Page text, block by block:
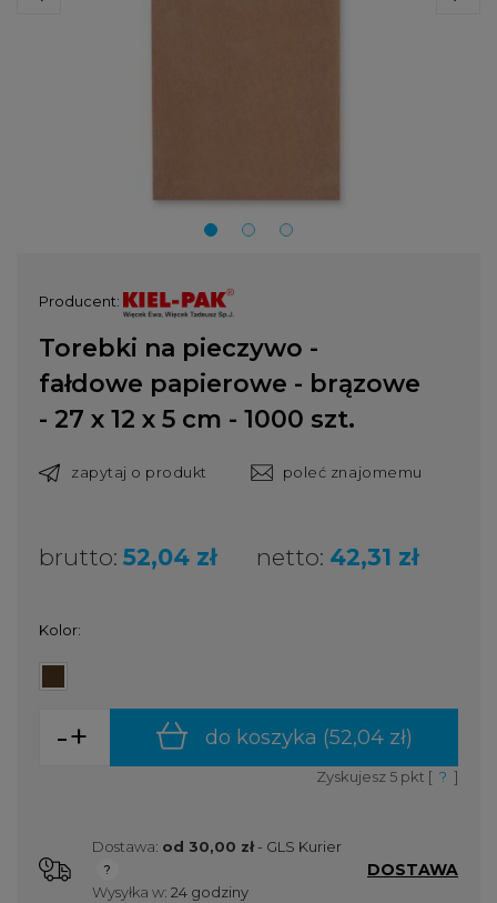
Producent:
Torebki na pieczywo -
fałdowe papierowe - brązowe
- 27 x 12 x 5 cm - 1000 szt.
zapytaj o produkt poleć znajomemu
brutto: 52,04 zł netto: 42,31 zł
Kolor:
+
- do koszyka (52,04 zł)
Zyskujesz5pkt [ ? ]
Dostawa: od 30,00 zł - GLS Kurier
Cena nie zawiera ewentualnych kosztów płatności
Wysyłka w: 24 godziny
DOSTAWA